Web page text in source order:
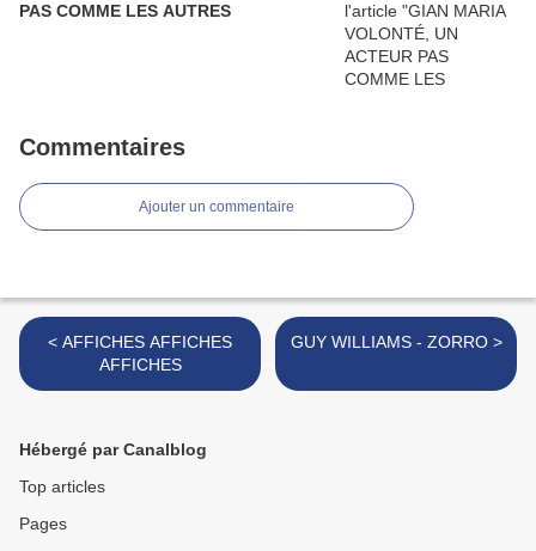
PAS COMME LES AUTRES
Commentaires
Ajouter un commentaire
< AFFICHES AFFICHES
AFFICHES
GUY WILLIAMS - ZORRO >
Hébergé par Canalblog
Top articles
Pages